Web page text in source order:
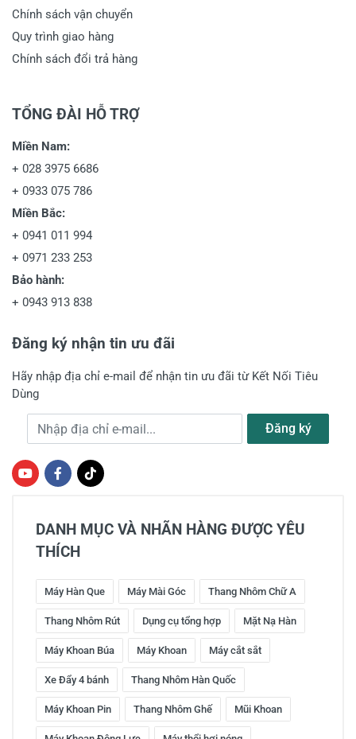
Chính sách vận chuyển
Quy trình giao hàng
Chính sách đổi trả hàng
TỔNG ĐÀI HỖ TRỢ
Miền Nam:
+ 028 3975 6686
+ 0933 075 786
Miền Bắc:
+ 0941 011 994
+ 0971 233 253
Bảo hành:
+ 0943 913 838
Đăng ký nhận tin ưu đãi
Hãy nhập địa chỉ e-mail để nhận tin ưu đãi từ Kết Nối Tiêu
Dùng
Địa chỉ e-mail Đăng ký
DANH MỤC VÀ NHÃN HÀNG ĐƯỢC YÊU
THÍCH
Máy Hàn Que Máy Mài Góc Thang Nhôm Chữ A
Thang Nhôm Rút Dụng cụ tổng hợp Mặt Nạ Hàn
Máy Khoan Búa Máy Khoan Máy cắt sắt
Xe Đẩy 4 bánh Thang Nhôm Hàn Quốc
Máy Khoan Pin Thang Nhôm Ghế Mũi Khoan